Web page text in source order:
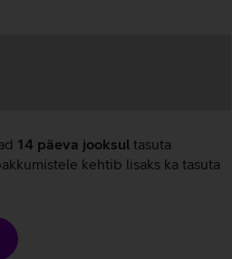
14 päeva jooksul tasuta
kehtib lisaks ka tasuta